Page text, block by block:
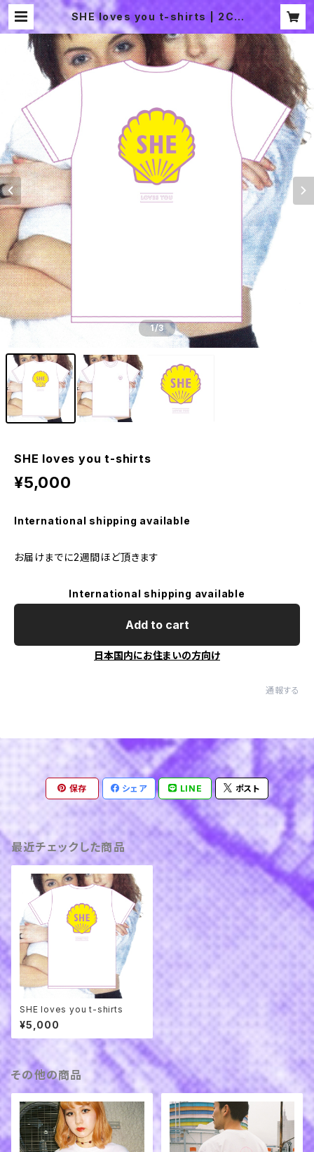
SHE loves you t-shirts | 2CH
OME SOUVENIR SHOP
1/3
SHE loves you t-shirts
¥5,000
International shipping available
お届けまでに2週間ほど頂きます
International shipping available
Add to cart
日本国内にお住まいの方向け
通報する
保存 シェア LINE ポスト
最近チェックした商品
SHE loves you t-shirts
¥5,000
その他の商品